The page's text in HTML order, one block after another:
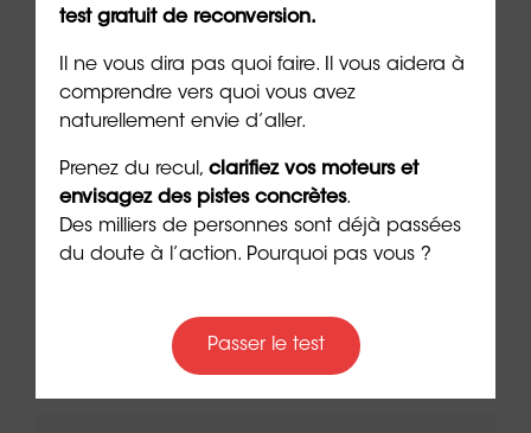
Managers épuisés : quand le
leadership devient un sport
d’endurance
7 min. de lecture
test gratuit de reconversion.
Il ne vous dira pas quoi faire. Il vous aidera à
comprendre vers quoi vous avez
naturellement envie d’aller.
Prenez du recul, clarifiez vos moteurs et
envisagez des pistes concrètes.
Des milliers de personnes sont déjà passées
du doute à l’action. Pourquoi pas vous ?
Passer le test